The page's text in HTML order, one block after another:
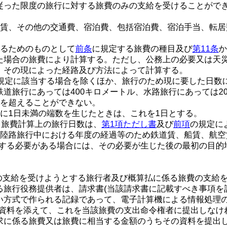
た限度の旅行に対する旅費のみの支給を受けることができ
、その他の交通費、宿泊費、包括宿泊費、宿泊手当、転
ためのものとして前条に規定する旅費の種目及び第11条
合の旅費により計算する。 ただし、公務上の必要又は天
の現によった経路及び方法によって計算する。
定に該当する場合を除くほか、旅行のため現に要した日数
旅行にあっては400キロメートル、水路旅行にあっては
超えることができない。
1日未満の端数を生じたときは、これを1日とする。
費計算上の旅行日数は、 第1項ただし書及び前項の規定に
路旅行中における年度の経過等のため鉄道賃、船賃、航
る必要がある場合には、その必要が生じた後の最初の目
支給を受けようとする旅行者及び概算払に係る旅費の支給
行役務提供者は、請求書(当該請求書に記載すべき事項
式で作られる記録であって、電子計算機による情報処理
料を添えて、これを当該旅費の支出命令権者に提出しなけ
係る旅費又は旅費に相当する金額のうちその資料を提